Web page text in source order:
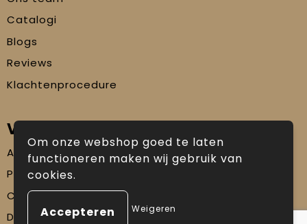
Catalogi
Blogs
Reviews
Klachtenprocedure
Veilig winkelen
Algemene voorwaarden
Privacyverklaring
Cookiebeleid
Disclaimer
Om onze webshop goed te laten
functioneren maken wij gebruik van
cookies.
Weigeren